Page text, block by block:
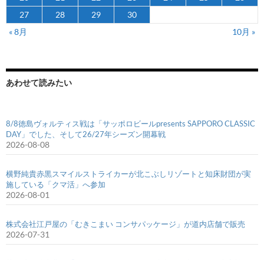
27
28 29
30
« 8月
10月 »
あわせて読みたい
8/8徳島ヴォルティス戦は「サッポロビールpresents SAPPORO CLASSIC
DAY」でした、そして26/27年シーズン開幕戦
2026-08-08
横野純貴赤黒スマイルストライカーが北こぶしリゾートと知床財団が実
施している「クマ活」へ参加
2026-08-01
株式会社江戸屋の「むきこまい コンサパッケージ」が道内店舗で販売
2026-07-31